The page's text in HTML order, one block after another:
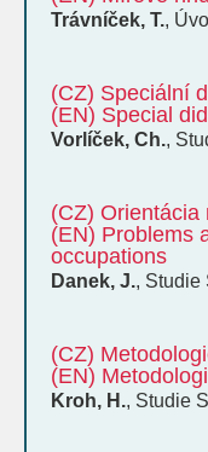
Trávníček, T.,
(CZ) Speciální
(EN) Special
Vorlíček, Ch.,
(CZ)
(EN) Problems
occupations
Danek, J., Studie
(CZ)
(EN)
Kroh, H., Studie